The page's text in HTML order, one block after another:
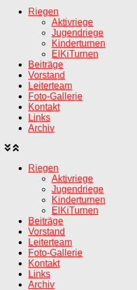
Riegen
Aktivriege
Jugendriege
Kinderturnen
ElKiTurnen
Beiträge
Vorstand
Leiterteam
Foto-Gallerie
Kontakt
Links
Archiv
Riegen
Aktivriege
Jugendriege
Kinderturnen
ElKiTurnen
Beiträge
Vorstand
Leiterteam
Foto-Gallerie
Kontakt
Links
Archiv